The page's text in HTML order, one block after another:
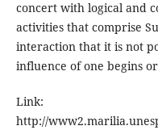
concert with logical and
activities that comprise
interaction that it is not
influence of one begins
Link:
http://